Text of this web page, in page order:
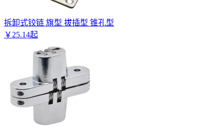
拆卸式铰链 旗型 拔插型 锥孔型
￥ 25.14起